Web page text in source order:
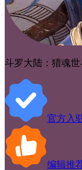
斗罗大陆：猎魂世
官方入
编辑推